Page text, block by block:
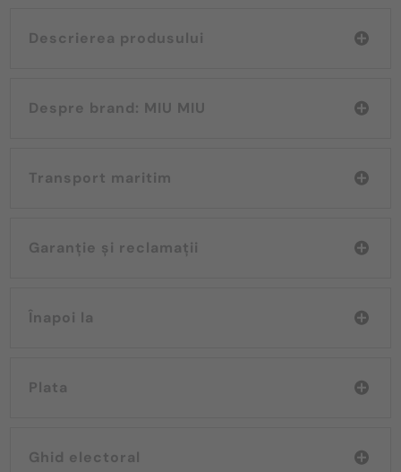
Descrierea produsului
Despre brand: MIU MIU
Transport maritim
Garanție și reclamații
Înapoi la
Plata
Ghid electoral